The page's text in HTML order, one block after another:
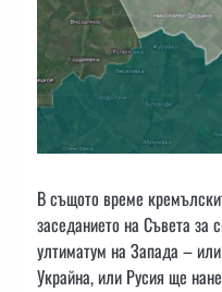
В същото време
заседанието на Съвета за
ултиматум на Запада –
Украйна, или Русия ще